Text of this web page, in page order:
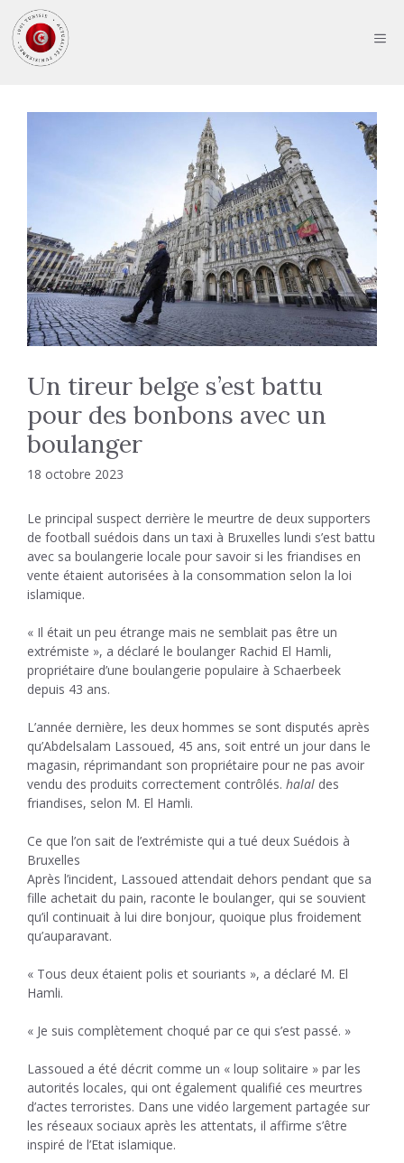
au
contenu
Un tireur belge s’est battu
pour des bonbons avec un
boulanger
18 octobre 2023
Le principal suspect derrière le meurtre de deux supporters
de football suédois dans un taxi à Bruxelles lundi s’est battu
avec sa boulangerie locale pour savoir si les friandises en
vente étaient autorisées à la consommation selon la loi
islamique.
« Il était un peu étrange mais ne semblait pas être un
extrémiste », a déclaré le boulanger Rachid El Hamli,
propriétaire d’une boulangerie populaire à Schaerbeek
depuis 43 ans.
L’année dernière, les deux hommes se sont disputés après
qu’Abdelsalam Lassoued, 45 ans, soit entré un jour dans le
magasin, réprimandant son propriétaire pour ne pas avoir
vendu des produits correctement contrôlés. halal des
friandises, selon M. El Hamli.
Ce que l’on sait de l’extrémiste qui a tué deux Suédois à
Bruxelles
Après l’incident, Lassoued attendait dehors pendant que sa
fille achetait du pain, raconte le boulanger, qui se souvient
qu’il continuait à lui dire bonjour, quoique plus froidement
qu’auparavant.
« Tous deux étaient polis et souriants », a déclaré M. El
Hamli.
« Je suis complètement choqué par ce qui s’est passé. »
Lassoued a été décrit comme un « loup solitaire » par les
autorités locales, qui ont également qualifié ces meurtres
d’actes terroristes. Dans une vidéo largement partagée sur
les réseaux sociaux après les attentats, il affirme s’être
inspiré de l’Etat islamique.